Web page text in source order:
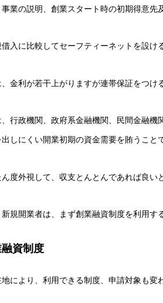
業の説明、創業スタート時の初期得意
入に比較してセーフティーネットを設け
金利が若干上がりますが連帯保証をつけ
行政機関、政府系金融機関、民間金融
しにくい開業初期の資金需要を賄うこと
度外視して、収支とんとんであれば良い
規開業者は、まず創業融資制度を利用す
資制度
により、利用できる制度、申請対象も変